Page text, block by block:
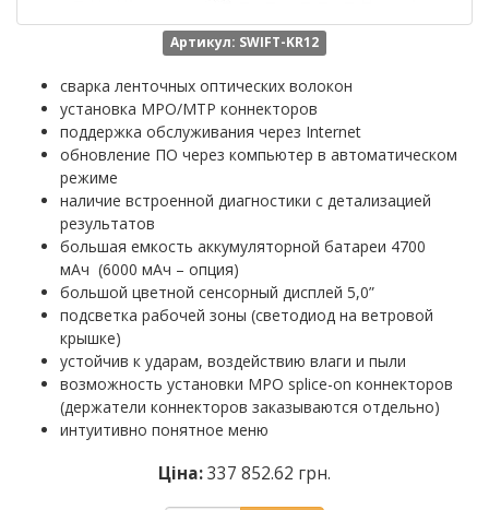
Артикул: SWIFT-KR12
сварка ленточных оптических волокон
установка MPO/MTP коннекторов
поддержка обслуживания через Internet
обновление ПО через компьютер в автоматическом
режиме
наличие встроенной диагностики с детализацией
результатов
большая емкость аккумуляторной батареи 4700
мАч (6000 мАч – опция)
большой цветной сенсорный дисплей 5,0”
подсветка рабочей зоны (светодиод на ветровой
крышке)
устойчив к ударам, воздействию влаги и пыли
возможность установки MPO splice-on коннекторов
(держатели коннекторов заказываются отдельно)
интуитивно понятное меню
Ціна:337 852.62 грн.